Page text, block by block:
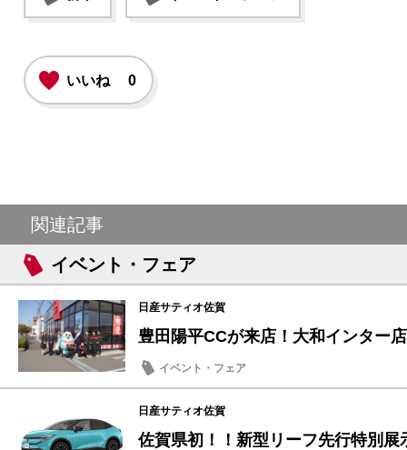
いいね 0
関連記事
イベント・フェア
日産サティオ佐賀
豊田陽平CCが来店！大和インター
イベント・フェア
日産サティオ佐賀
佐賀県初！！新型リーフ先行特別展